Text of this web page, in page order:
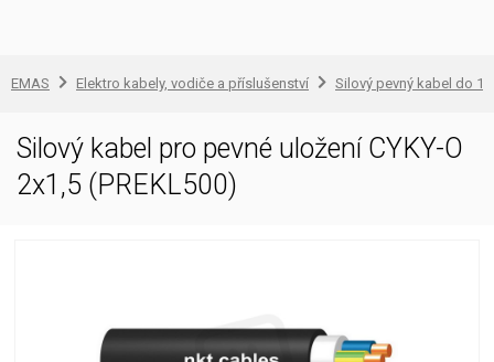
EMAS Elektro kabely, vodiče a příslušenství Silový pevný kabel do 1
Silový kabel pro pevné uložení CYKY-O
2x1,5 (PREKL500)